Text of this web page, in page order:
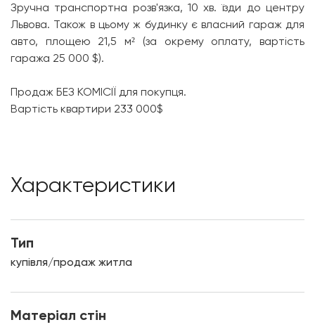
Зручна транспортна розв'язка, 10 хв. їзди до центру
Львова. Також в цьому ж будинку є власний гараж для
авто, площею 21,5 м² (за окрему оплату, вартість
гаража 25 000 $).
Продаж БЕЗ КОМІСІЇ для покупця.
Вартість квартири 233 000$
Характеристики
Тип
купівля/продаж житла
Матеріал стін